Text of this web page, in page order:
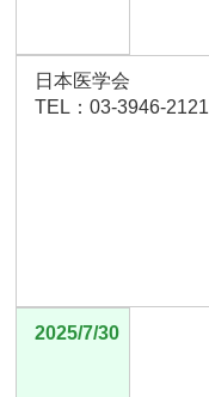
日本医学会
TEL：03-3946-2121
2025/7/30